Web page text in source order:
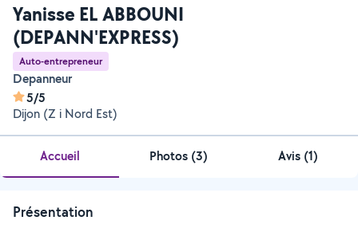
Yanisse EL ABBOUNI
(DEPANN'EXPRESS)
Auto-entrepreneur
Depanneur
5/5
Dijon (Z i Nord Est)
Accueil Photos (3) Avis (1)
Présentation